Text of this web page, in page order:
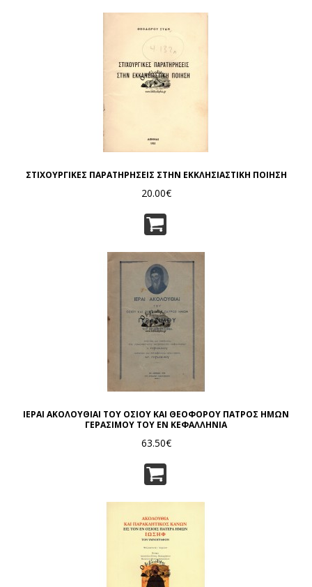
ΣΤΙΧΟΥΡΓΙΚΕΣ ΠΑΡΑΤΗΡΗΣΕΙΣ ΣΤΗΝ ΕΚΚΛΗΣΙΑΣΤΙΚΗ ΠΟΙΗΣΗ
20.00€
ΙΕΡΑΙ ΑΚΟΛΟΥΘΙΑΙ ΤΟΥ ΟΣΙΟΥ ΚΑΙ ΘΕΟΦΟΡΟΥ ΠΑΤΡΟΣ ΗΜΩΝ
ΓΕΡΑΣΙΜΟΥ ΤΟΥ ΕΝ ΚΕΦΑΛΛΗΝΙΑ
63.50€